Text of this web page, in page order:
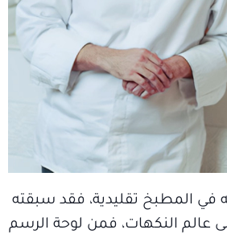
في المطبخ تقليدية، فقد سبقته
عالم النكهات، فمن لوحة الرسم